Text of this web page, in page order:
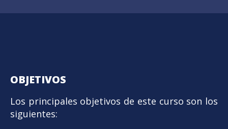
OBJETIVOS
Los principales objetivos de este curso son los
siguientes: